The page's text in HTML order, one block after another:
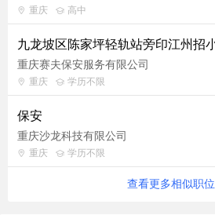
重庆 高中
重庆赛夫保安服务有限公司
重庆 学历不限
保安
重庆沙龙科技有限公司
重庆 学历不限
查看更多相似职位